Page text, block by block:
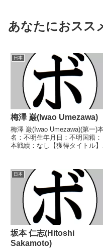
あなたにおスス
日本
梅澤 巌(Iwao Umezawa)
梅澤 巌(Iwao Umezawa)(第一)
名：不明生年月日：不明国籍：
本戦績：なし【獲得タイトル】
載。・BoxRecでは選手情報の
載がない。(2020/04/14時点)・
日本
坂本 仁志(Hitoshi
Sakamoto)